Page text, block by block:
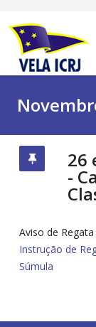
26
-
Aviso de Regata
Instrução de
Súmula